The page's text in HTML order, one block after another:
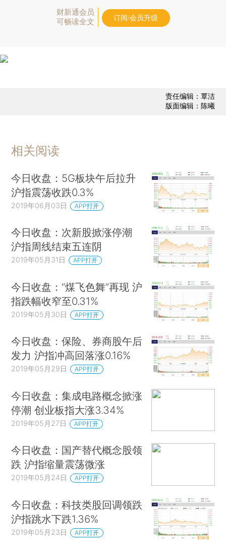
财新通会员
可畅读全文
订阅/会员升级
责任编辑：覃洁
版面编辑：陈曦
相关阅读
今日收盘：5G板块午后拉升
沪指震荡收跌0.3%
2019年06月03日 APP打开
今日收盘：次新股掀涨停潮
沪指周线结束五连阴
2019年05月31日 APP打开
今日收盘：“煤飞色舞”再现 沪
指跌幅收窄至0.31%
2019年05月30日 APP打开
今日收盘：保险、券商股午后
发力 沪指冲高回落涨0.16%
2019年05月29日 APP打开
今日收盘：集成电路概念掀涨
停潮 创业板指大涨3.34%
2019年05月27日 APP打开
今日收盘：国产替代概念股领
跌 沪指缩量震荡微涨
2019年05月24日 APP打开
今日收盘：科技类股回调领跌
沪指跳水下跌1.36%
2019年05月23日 APP打开